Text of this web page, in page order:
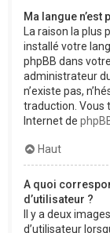
Ma langue n’est
La raison la plus
installé votre
phpBB dans
administrateur
n’existe pas,
traduction. Vous
Internet de
Haut
A quoi
d’utilisateur ?
Il y a deux
d’utilisateur